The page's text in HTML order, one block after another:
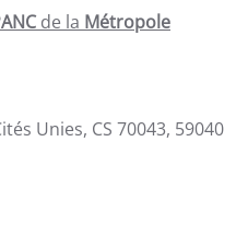
de la Métropole
Unies, CS 70043, 59040